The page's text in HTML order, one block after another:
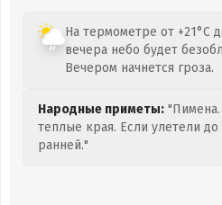
На термометре от +21°C
вечера небо будет
Вечером начнется гроза.
Народные приметы:
теплые края. Если улетели
ранней."